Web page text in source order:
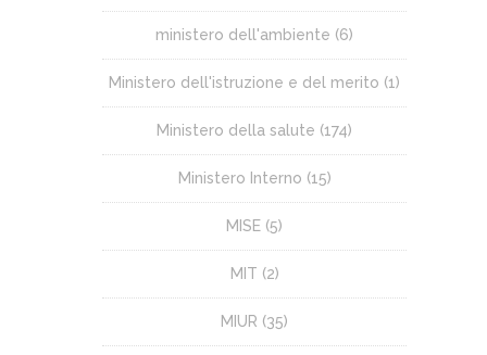
ministero dell'ambiente (6)
Ministero dell'istruzione e del merito (1)
Ministero della salute (174)
Ministero Interno (15)
MISE (5)
MIT (2)
MIUR (35)